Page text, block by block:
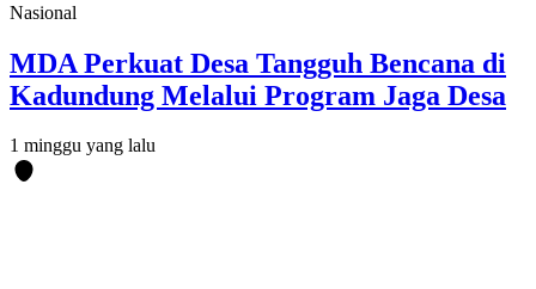
Nasional
MDA Perkuat Desa Tangguh Bencana di
Kadundung Melalui Program Jaga Desa
1 minggu yang lalu